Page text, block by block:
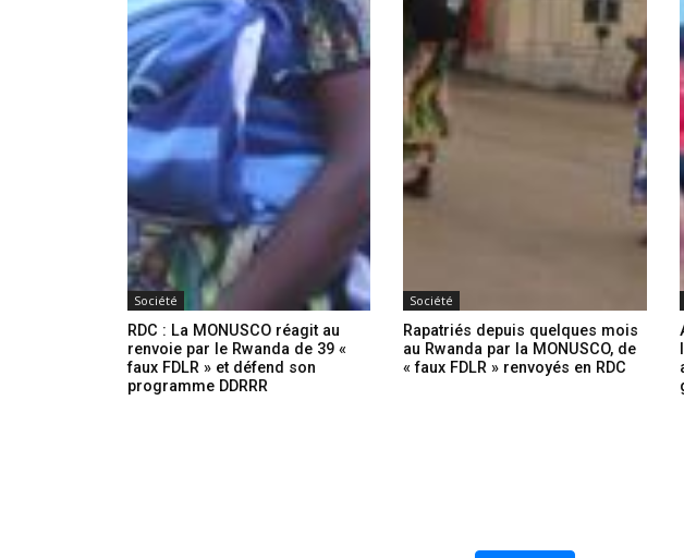
Société
RDC : La MONUSCO réagit au
renvoie par le Rwanda de 39 «
faux FDLR » et défend son
programme DDRRR
Société
Rapatriés depuis quelques mois
au Rwanda par la MONUSCO, de
« faux FDLR » renvoyés en RDC